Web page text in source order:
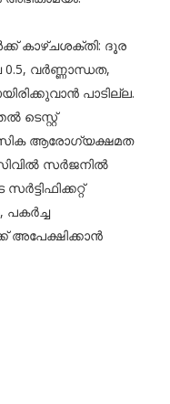
കാഴ്ചശക്തി: ദൂര
0.5, വർണ്ണാന്ധത,
പാടില്ല.
ടെസ്റ്റ്
ആരോഗ്യക്ഷമത
സർജനിൽ
പകർച്ച
അപേക്ഷിക്കാൻ